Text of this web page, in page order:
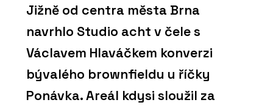
Jižně od centra města Brna
navrhlo Studio acht v čele s
Václavem Hlaváčkem konverzi
bývalého brownfieldu u říčky
Ponávka. Areál kdysi sloužil za